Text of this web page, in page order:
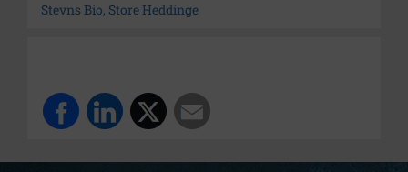
Stevns Bio, Store Heddinge